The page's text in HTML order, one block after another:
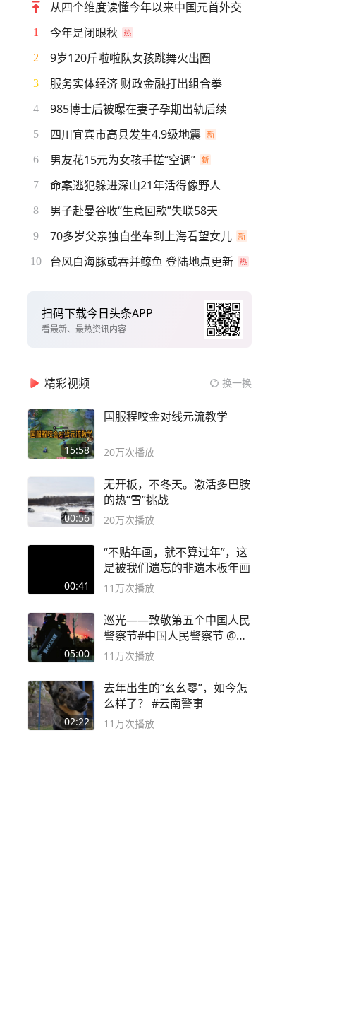
从四个维度读懂今年以来中国元首外交
1 今年是闭眼秋
2 9岁120斤啦啦队女孩跳舞火出圈
3 服务实体经济 财政金融打出组合拳
4 985博士后被曝在妻子孕期出轨后续
5 四川宜宾市高县发生4.9级地震
6 男友花15元为女孩手搓“空调”
7 命案逃犯躲进深山21年活得像野人
8 男子赴曼谷收“生意回款”失联58天
9 70多岁父亲独自坐车到上海看望女儿
10 台风白海豚或吞并鲸鱼 登陆地点更新
扫码下载今日头条APP
看最新、最热资讯内容
精彩视频 换一换
15:58
国服程咬金对线元流教学
20万次播放
00:56
无开板，不冬天。激活多巴胺
的热“雪”挑战
20万次播放
00:41
“不贴年画，就不算过年”，这
是被我们遗忘的非遗木板年画
11万次播放
05:00
巡光——致敬第五个中国人民
警察节#中国人民警察节 @抖
音小助手
11万次播放
02:22
去年出生的“幺幺零”，如今怎
么样了？ #云南警事
11万次播放